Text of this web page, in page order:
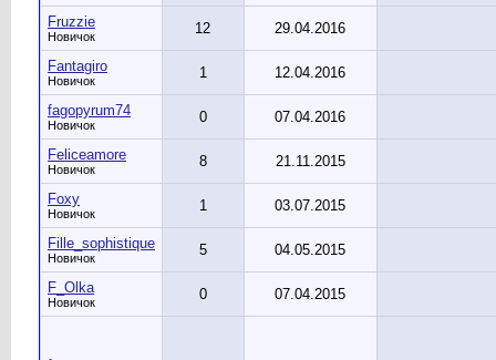
Fruzzie
Новичок 12 29.04.2016
Fantagiro
Новичок 1 12.04.2016
fagopyrum74
Новичок 0 07.04.2016
Feliceamore
Новичок 8 21.11.2015
Foxy
Новичок 1 03.07.2015
Fille_sophistique
Новичок 5 04.05.2015
F_Olka
Новичок 0 07.04.2015